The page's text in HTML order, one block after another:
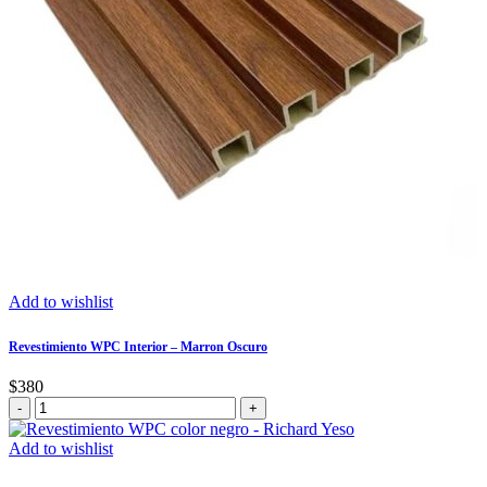
Add to wishlist
Revestimiento WPC Interior – Marron Oscuro
$380
Revestimiento
WPC
Interior
Add to wishlist